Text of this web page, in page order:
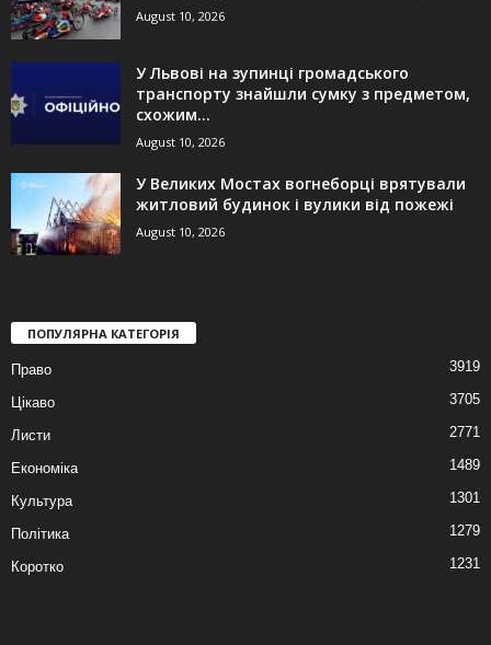
August 10, 2026
У Львові на зупинці громадського
транспорту знайшли сумку з предметом,
схожим...
August 10, 2026
У Великих Мостах вогнеборці врятували
житловий будинок і вулики від пожежі
August 10, 2026
ПОПУЛЯРНА КАТЕГОРІЯ
Право 3919
Цікаво 3705
Листи 2771
Економіка 1489
Культура 1301
Політика 1279
Коротко 1231